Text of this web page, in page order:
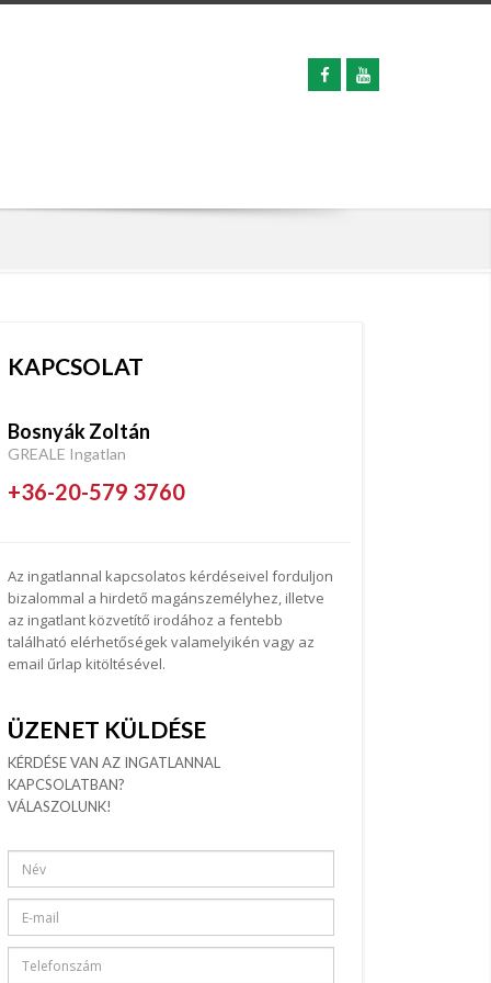
KAPCSOLAT
Bosnyák Zoltán
GREALE Ingatlan
+36-20-579 3760
Az ingatlannal kapcsolatos kérdéseivel forduljon
bizalommal a hirdető magánszemélyhez, illetve
az ingatlant közvetítő irodához a fentebb
található elérhetőségek valamelyikén vagy az
email űrlap kitöltésével.
ÜZENET KÜLDÉSE
KÉRDÉSE VAN AZ INGATLANNAL
KAPCSOLATBAN?
VÁLASZOLUNK!